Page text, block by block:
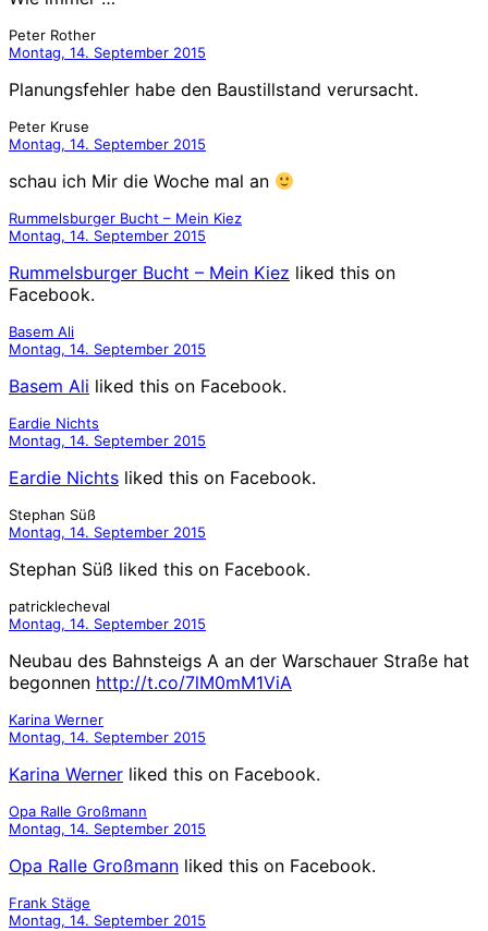
Peter Rother
Montag, 14. September 2015
Planungsfehler habe den Baustillstand verursacht.
Peter Kruse
Montag, 14. September 2015
schau ich Mir die Woche mal an
Rummelsburger Bucht – Mein Kiez
Montag, 14. September 2015
Rummelsburger Bucht – Mein Kiez liked this on
Facebook.
Basem Ali
Montag, 14. September 2015
Basem Ali liked this on Facebook.
Eardie Nichts
Montag, 14. September 2015
Eardie Nichts liked this on Facebook.
Stephan Süß
Montag, 14. September 2015
Stephan Süß liked this on Facebook.
patricklecheval
Montag, 14. September 2015
Neubau des Bahnsteigs A an der Warschauer Straße hat
begonnen http://t.co/7lM0mM1ViA
Karina Werner
Montag, 14. September 2015
Karina Werner liked this on Facebook.
Opa Ralle Großmann
Montag, 14. September 2015
Opa Ralle Großmann liked this on Facebook.
Frank Stäge
Montag, 14. September 2015